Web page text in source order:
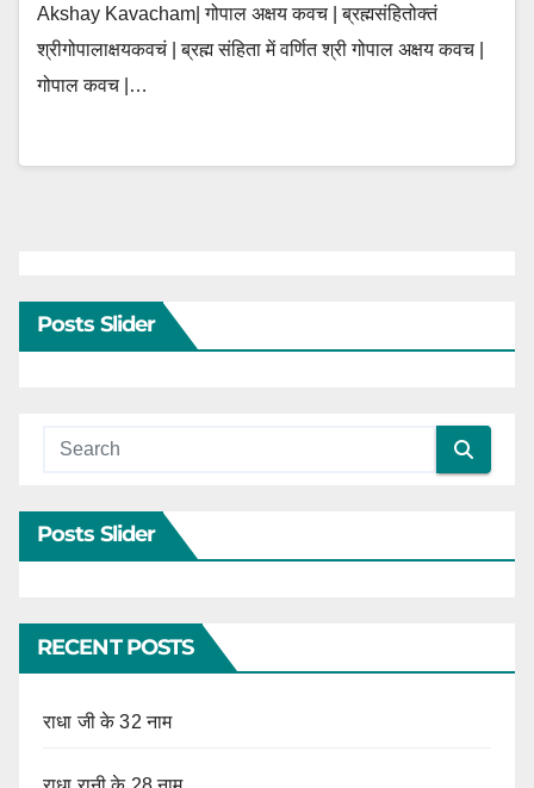
Akshay Kavacham| गोपाल अक्षय कवच | ब्रह्मसंहितोक्तं
श्रीगोपालाक्षयकवचं | ब्रह्म संहिता में वर्णित श्री गोपाल अक्षय कवच |
गोपाल कवच |…
Posts Slider
Posts Slider
RECENT POSTS
राधा जी के 32 नाम